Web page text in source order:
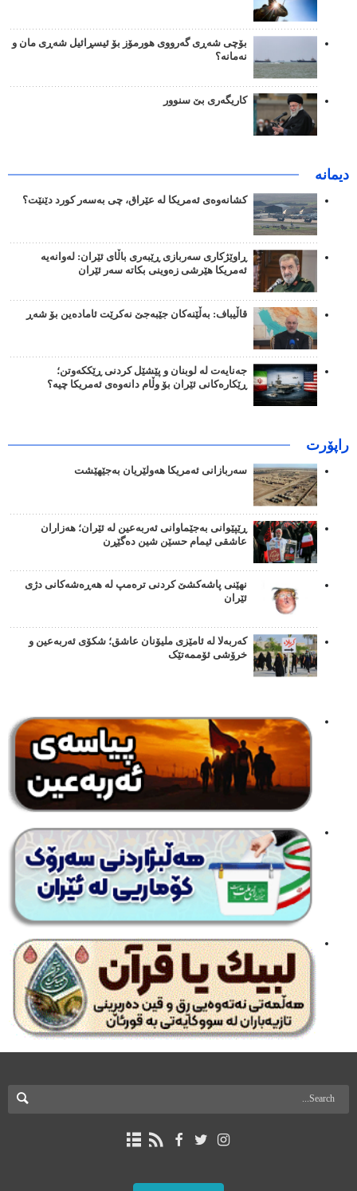
بۆچی شەڕی گەرووی هورمۆز بۆ ئیسڕائیل شەڕی مان و
نەمانە؟
کاریگەری بێ سنوور
دیمانە
کشانەوەی ئەمریکا لە عێراق، چی بەسەر کورد دێنێت؟
ڕاوێژکاری سەربازی ڕێبەری باڵای ئێران: لەوانەیە
ئەمریکا هێرشی زەوینی بکاتە سەر ئێران
قاڵیباف: بەڵێنەکان جێبەجێ نەکرێت ئامادەین بۆ شەڕ
جەنایەت لە لوبنان و پێشێل کردنی ڕێککەوتن؛
ڕێکارەکانی ئێران بۆ وڵام دانەوەی ئەمریکا چیە؟
راپۆرت
سەربازانی ئەمریکا هەولێریان بەجێهێشت
ڕێپێوانی بەجێماوانی ئەربەعین لە ئێران؛ هەزاران
عاشقی ئیمام حسێن شین دەگێڕن
نهێنی پاشەکشێ کردنی ترەمپ لە هەڕەشەکانی دژی
ئێران
کەربەلا لە ئامێزی ملیۆنان عاشق؛ شکۆی ئەربەعین و
خرۆشی ئۆممەتێک